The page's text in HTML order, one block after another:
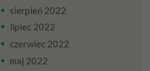
sierpień 2022
lipiec 2022
czerwiec 2022
maj 2022